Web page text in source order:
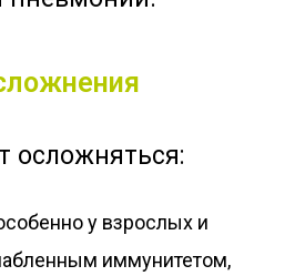
осложняться:
у взрослых и
иммунитетом,